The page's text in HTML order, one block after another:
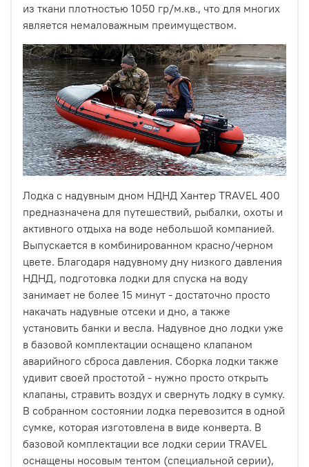
из ткани плотностью 1050 гр/м.кв., что для многих
является немаловажным преимуществом.
Лодка с надувным дном НДНД Хантер TRAVEL 400
предназначена для путешествий, рыбалки, охоты и
активного отдыха на воде небольшой компанией.
Выпускается в комбинированном красно/черном
цвете. Благодаря надувному дну низкого давления
НДНД, подготовка лодки для спуска на воду
занимает не более 15 минут - достаточно просто
накачать надувные отсеки и дно, а также
установить банки и весла. Надувное дно лодки уже
в базовой комплектации оснащено клапаном
аварийного сброса давления. Сборка лодки также
удивит своей простотой - нужно просто открыть
клапаны, стравить воздух и свернуть лодку в сумку.
В собранном состоянии лодка перевозится в одной
сумке, которая изготовлена в виде конверта. В
базовой комплектации все лодки серии TRAVEL
оснащены носовым тентом (специальной серии),